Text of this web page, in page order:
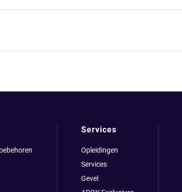
Services
Opleidingen
Services
Gevel